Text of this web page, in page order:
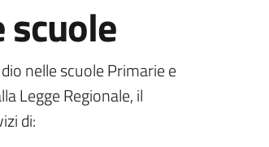
scuole
nelle scuole Primarie e
Legge Regionale, il
di: